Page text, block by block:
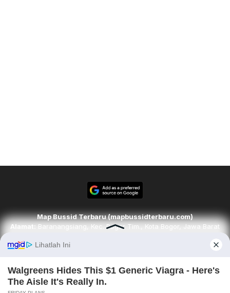
Map Bussid Terbaru (mapbussidterbaru.com)
Alamat: Baranangsiang, Kec. Bogor Tim., Kota Bogor, Jawa Barat
Email:
Ikuti kami di